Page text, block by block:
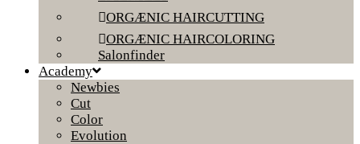
ORGÆNIC HAIRCUTTING
ORGÆNIC HAIRCOLORING
Salonfinder
Academy
Newbies
Cut
Color
Evolution